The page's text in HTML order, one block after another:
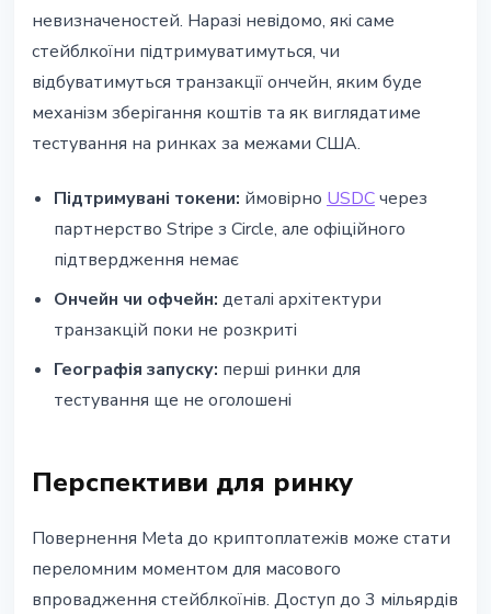
невизначеностей. Наразі невідомо, які саме
стейблкоїни підтримуватимуться, чи
відбуватимуться транзакції ончейн, яким буде
механізм зберігання коштів та як виглядатиме
тестування на ринках за межами США.
Підтримувані токени: ймовірно USDCчерез
партнерство Stripe з Circle, але офіційного
підтвердження немає
Ончейн чи офчейн: деталі архітектури
транзакцій поки не розкриті
Географія запуску: перші ринки для
тестування ще не оголошені
Перспективи для ринку
Повернення Meta до криптоплатежів може стати
переломним моментом для масового
впровадження стейблкоїнів. Доступ до 3 мільярдів